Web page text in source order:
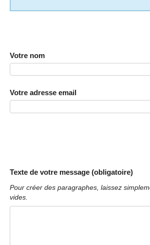
Votre nom
Votre adresse email
Texte de votre message (obligatoire)
Pour créer des paragraphes, laissez
vides.